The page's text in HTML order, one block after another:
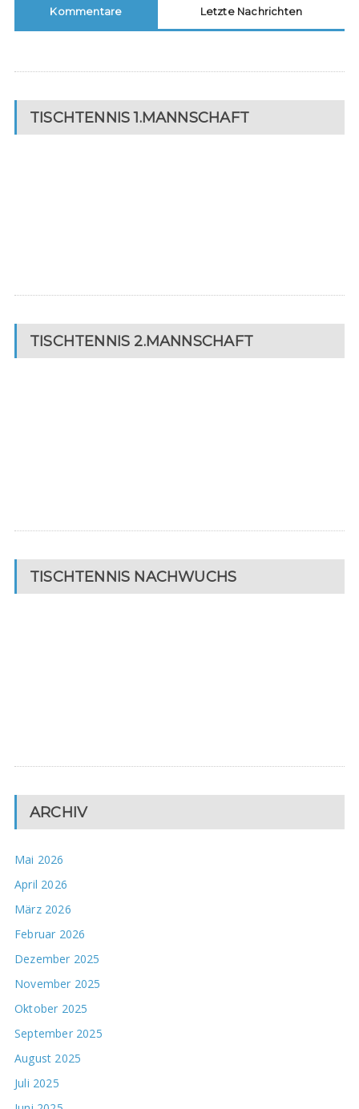
Kommentare Letzte Nachrichten
TISCHTENNIS 1.MANNSCHAFT
TISCHTENNIS 2.MANNSCHAFT
TISCHTENNIS NACHWUCHS
ARCHIV
Mai 2026
April 2026
März 2026
Februar 2026
Dezember 2025
November 2025
Oktober 2025
September 2025
August 2025
Juli 2025